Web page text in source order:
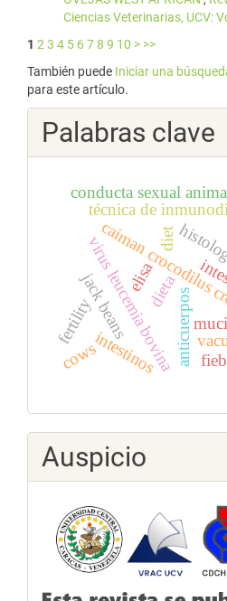
Ciencias Veterinarias, UCV:
1 23 4 5 678 9 10 > >>
También puede Iniciar una
para este artículo.
Palabras clave
caiman
virus leucemia bovina
técnica de
elisa
anticuerpos
intestinos
dieta
jack beans
diet
conducta sexual
fertility
cows
Auspicio